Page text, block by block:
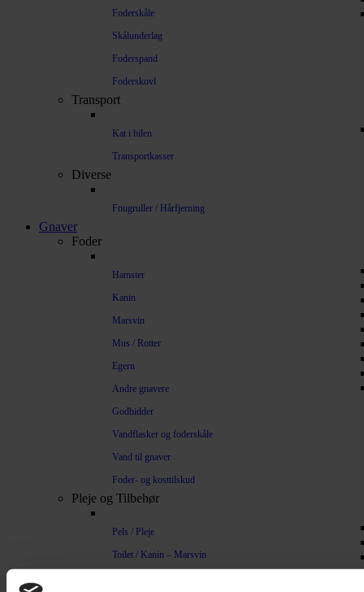
Foderskåle
Skålunderlag
Foderspand
Foderskovl
Transport
Kat i bilen
Transportkasser
Diverse
Fnugruller / Hårfjerning
Gnaver
Foder
Hamster
Kanin
Marsvin
Mus / Rotter
Egern
Andre gnavere
Godbidder
Vandflasker og foderskåle
Vand til gnaver
Foder- og kosttilskud
Pleje og Tilbehør
Pels / Pleje
Toilet / Kanin – Marsvin